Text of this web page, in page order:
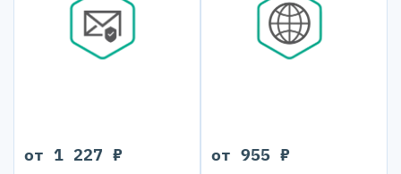
от 1 227 ₽ от 955 ₽